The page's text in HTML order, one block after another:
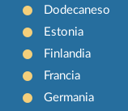
Dodecaneso
Estonia
Finlandia
Francia
Germania